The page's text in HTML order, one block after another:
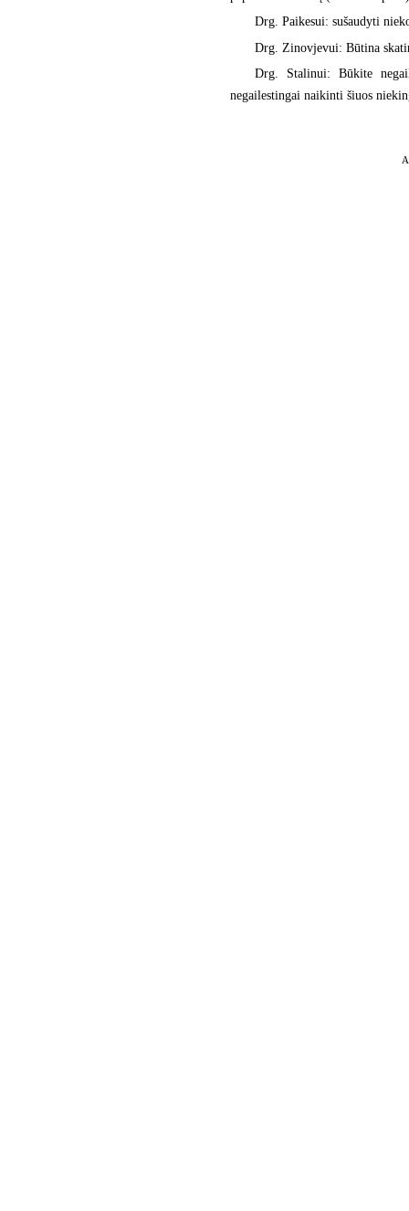
Drg. Paikesui: sušaudyti
Drg. Zinovjevui: Būtina
Drg. Stalinui: Būkite
negailestingai naikinti šiuos